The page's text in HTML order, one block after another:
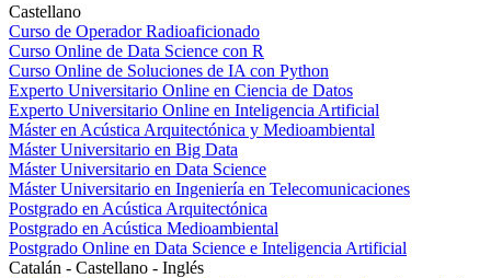
Castellano
Curso de Operador Radioaficionado
Curso Online de Data Science con R
Curso Online de Soluciones de IA con Python
Experto Universitario Online en Ciencia de Datos
Experto Universitario Online en Inteligencia Artificial
Máster en Acústica Arquitectónica y Medioambiental
Máster Universitario en Big Data
Máster Universitario en Data Science
Máster Universitario en Ingeniería en Telecomunicaciones
Postgrado en Acústica Arquitectónica
Postgrado en Acústica Medioambiental
Postgrado Online en Data Science e Inteligencia Artificial
Catalán - Castellano - Inglés